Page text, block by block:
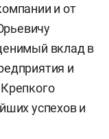
и от
вклад в
и
успехов и